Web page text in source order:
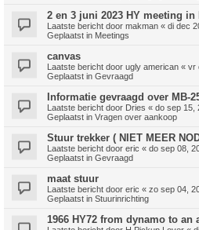
2 en 3 juni 2023 HY meeting in
Laatste bericht door makman « di dec
Geplaatst in Meetings
canvas
Laatste bericht door ugly american « vr
Geplaatst in Gevraagd
Informatie gevraagd over MB-
Laatste bericht door Dries « do sep 15,
Geplaatst in Vragen over aankoop
Stuur trekker ( NIET MEER
Laatste bericht door eric « do sep 08,
Geplaatst in Gevraagd
maat stuur
Laatste bericht door eric « zo sep 04,
Geplaatst in Stuurinrichting
1966 HY72 from dynamo to an